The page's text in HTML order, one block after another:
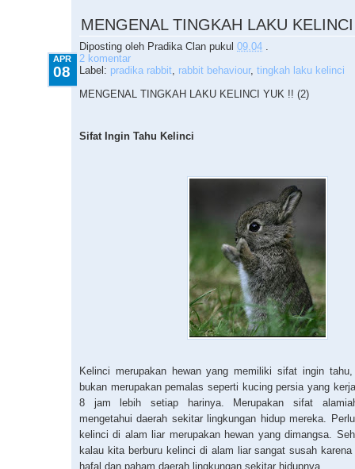
MENGENAL TINGKAH LAKU
Diposting oleh Pradika Clan pukul 09.04 .
APR
08
2 komentar
Label: pradika rabbit, rabbit behaviour, tingkah laku kelinci
MENGENAL TINGKAH LAKU KELINCI YUK !! (2)
Sifat Ingin Tahu Kelinci
Kelinci merupakan hewan yang memiliki sifat ingin
bukan merupakan pemalas seperti kucing persia yang
8 jam lebih setiap harinya. Merupakan sifat
mengetahui daerah sekitar lingkungan hidup mereka.
kelinci di alam liar merupakan hewan yang dimangsa.
kalau kita berburu kelinci di alam liar sangat susah
hafal dan paham daerah lingkungan sekitar hidupnya.